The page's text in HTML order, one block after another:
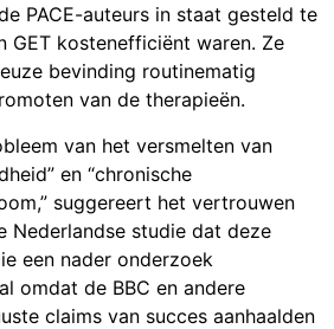
PACE-auteurs in staat gesteld te
GET kostenefficiënt waren. Ze
bevinding routinematig
van de therapieën.
van het versmelten van
en “chronische
suggereert het vertrouwen
Nederlandse studie dat deze
een nader onderzoek
omdat de BBC en andere
claims van succes aanhaalden